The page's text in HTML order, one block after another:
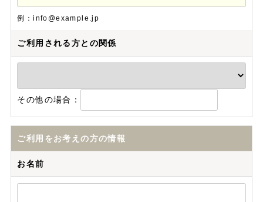
例：info@example.jp
ご利用される方との関係
その他の場合：
ご利用をお考えの方の情報
お名前